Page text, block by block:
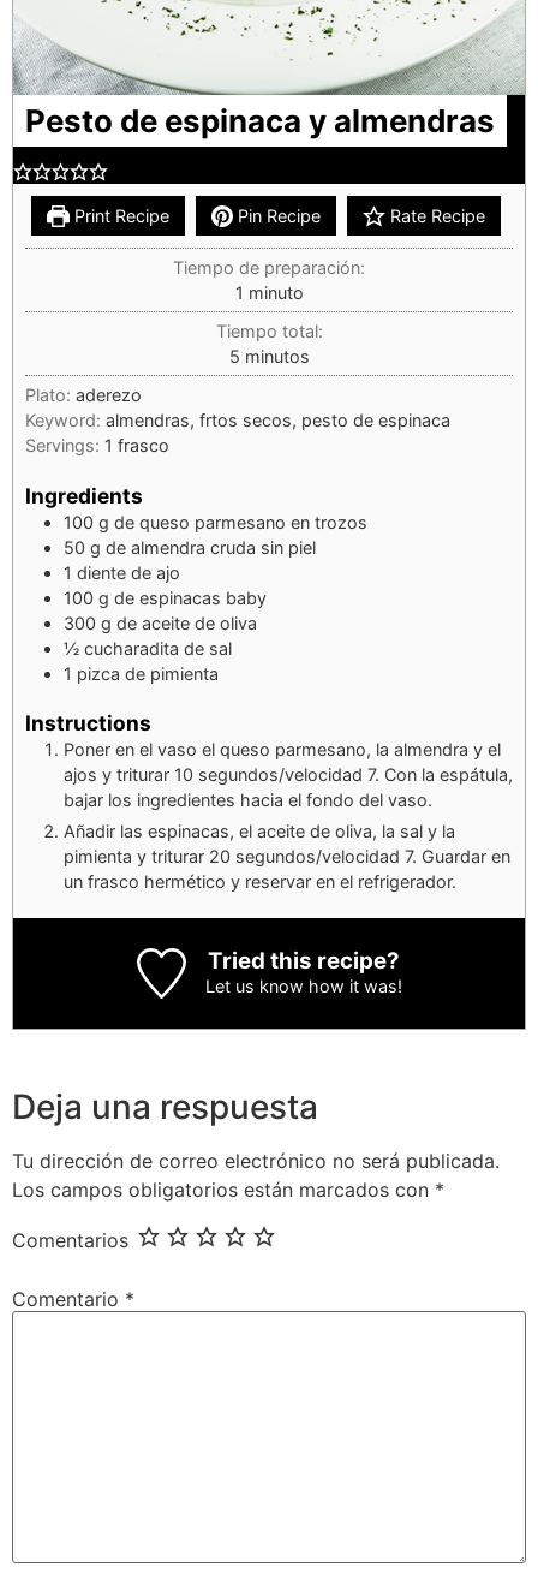
Pesto de espinaca y almendras
Print Recipe Pin Recipe Rate Recipe
Tiempo de preparación:
1 minuto
Tiempo total:
5 minutos
Plato: aderezo
Keyword: almendras, frtos secos, pesto de espinaca
Servings: 1 frasco
Ingredients
100 g de queso parmesano en trozos
50 g de almendra cruda sin piel
1 diente de ajo
100 g de espinacas baby
300 g de aceite de oliva
½ cucharadita de sal
1 pizca de pimienta
Instructions
Poner en el vaso el queso parmesano, la almendra y el
ajos y triturar 10 segundos/velocidad 7. Con la espátula,
bajar los ingredientes hacia el fondo del vaso.
Añadir las espinacas, el aceite de oliva, la sal y la
pimienta y triturar 20 segundos/velocidad 7. Guardar en
un frasco hermético y reservar en el refrigerador.
Tried this recipe?
Let us know how it was!
Deja una respuesta
Tu dirección de correo electrónico no será publicada.
Los campos obligatorios están marcados con *
Comentarios
Comentario *